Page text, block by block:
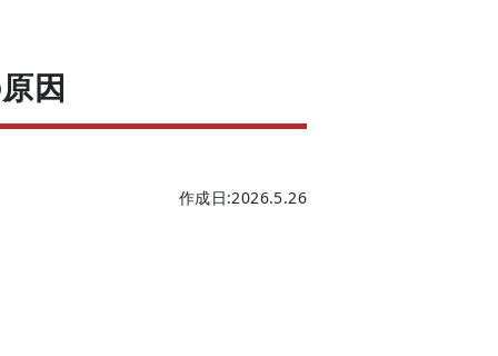
原因
作成日:2026.5.26